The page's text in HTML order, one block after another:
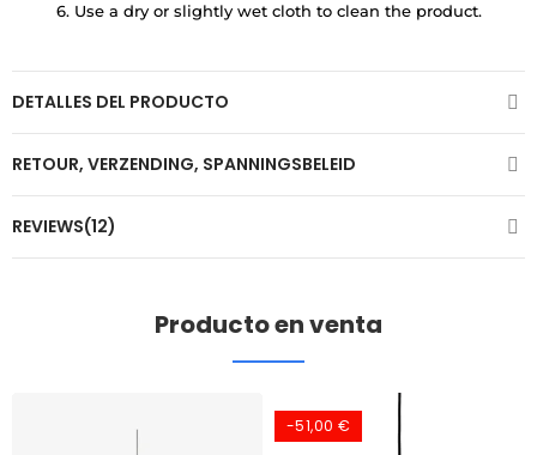
6. Use a dry or slightly wet cloth to clean the product.
DETALLES DEL PRODUCTO
RETOUR, VERZENDING, SPANNINGSBELEID
REVIEWS(12)
Producto en venta
-51,00 €